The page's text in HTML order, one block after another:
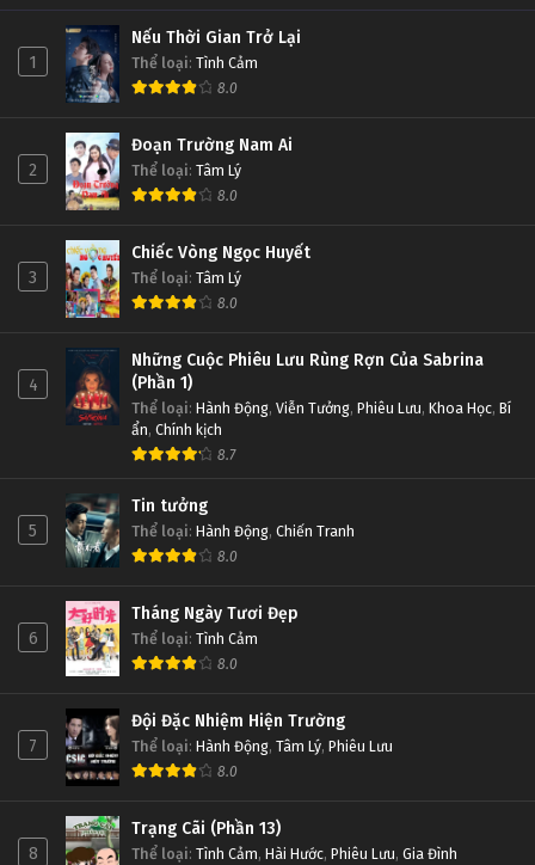
1
Nếu Thời Gian Trở Lại
Thể loại: Tình Cảm
8.0
2
Đoạn Trường Nam Ai
Thể loại: Tâm Lý
8.0
3
Chiếc Vòng Ngọc Huyết
Thể loại: Tâm Lý
8.0
4
Những Cuộc Phiêu Lưu Rùng Rợn Của Sabrina
(Phần 1)
Thể loại: Hành Động, Viễn Tưởng, Phiêu Lưu, Khoa Học, Bí
ẩn, Chính kịch
8.7
5
Tin tưởng
Thể loại: Hành Động, Chiến Tranh
8.0
6
Tháng Ngày Tươi Đẹp
Thể loại: Tình Cảm
8.0
7
Đội Đặc Nhiệm Hiện Trường
Thể loại: Hành Động, Tâm Lý, Phiêu Lưu
8.0
8
Trạng Cãi (Phần 13)
Thể loại: Tình Cảm, Hài Hước, Phiêu Lưu, Gia Đình